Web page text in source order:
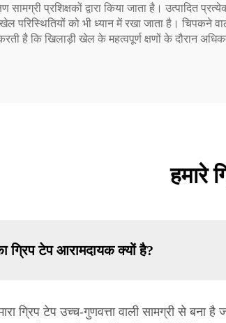
सामग्री प्रशिक्षकों द्वारा किया जाता है।
खेल परिस्थितियों को भी ध्यान में रखा जाता है।
है कि खिलाड़ी खेल के महत्वपूर्ण क्षणों के दौरान
हमारे
ग्रिप टेप आरामदायक क्यों है?
ग्रिप टेप उच्च-गुणवत्ता वाली सामग्री से